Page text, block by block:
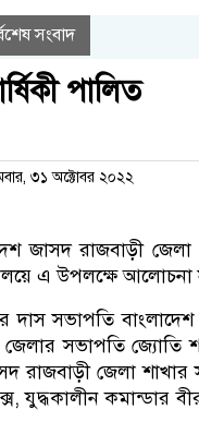
সংবাদ
পালিত
৩১ অক্টোবর ২০২২
জাসদ রাজবাড়ী
এ উপলক্ষে আলোচনা
সভাপতি বাংলাদেশ
জেলার সভাপতি জ্যোতি
জেলা শাখার
যুদ্ধকালীন কমান্ডার